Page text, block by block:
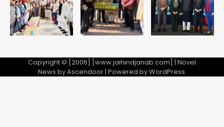
Copyright © [2006] [www.jaihindjanab.com] | Novel
News byAscendoor| Powered byWordPress.